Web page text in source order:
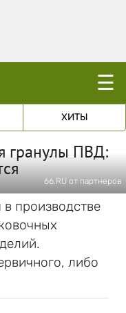
☰
ХИТЫ
гранулы ПВД:
66.RU от партнеров
производстве
либо